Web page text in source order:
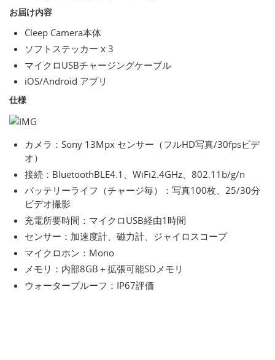
お届け内容
Cleep Camera本体
ソフトステッカー x 3
マイクロUSBチャージングケーブル
iOS/Android アプリ
仕様
カメラ：Sony 13Mpx センサー（フルHD写真/30fpsビデ
オ）
接続：BluetoothBLE4.1、WiFi2.4GHz、802.11b/g/n
バッテリーライフ（チャージ毎）：写真100枚、25/30分
ビデオ撮影
充電所要時間：マイクロUSB経由1時間
センサー：加速度計、磁力計、ジャイロスコープ
マイクロホン：Mono
メモリ：内部8GB＋拡張可能SDメモリ
ウォータープルーフ：IP67評価